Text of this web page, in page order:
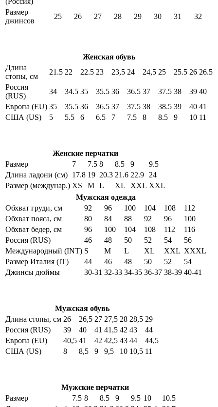
Размер
джинсов
25 26 27 28 29 30 31 32
Женская обувь
Длина
стопы, см
21.5 22 22.5 23 23,5 24 24,5 25 25.5 26 26.5
Россия
(RUS)
34 34.5 35 35.5 36 36.5 37 37.5 38 39 40
Европа (EU) 35 35.5 36 36.5 37 37.5 38 38.5 39 40 41
США (US)
5 5.5 6 6.5 7 7.5 8 8.5 9 10 11
Женские перчатки
Размер
7 7.5 8 8.5 9
9.5
Длина ладони (см) 17.8 19 20.3 21.6 22.9
24
Размер (междунар.) XS M L XL XXL XXL
Мужская одежда
Обхват груди, см
92 96 100 104 108
112
Обхват пояса, см
80 84 88 92 96
100
Обхват бедер, см
96 100 104 108 112
116
Россия (RUS)
46 48 50 52 54
56
Международный (INT) S M L XL XXL XXXL
Размер Италия (IT)
44 46 48 50 52
54
Джинсы дюймы
30-31 32-33 34-35 36-37 38-39 40-41
Мужская обувь
Длина стопы, см 26 26,5 27 27,5 28 28,5 29
Россия (RUS)
39 40 41 41,5 42 43
44
Европа (EU)
40,5 41 42 42,5 43 44
44,5
США (US)
8 8,5 9 9,5 10 10,5 11
Мужские перчатки
Размер
7.5 8 8.5 9 9.5 10
10.5